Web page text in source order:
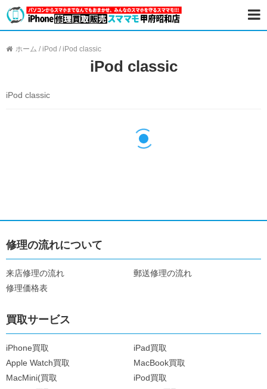
ホーム / iPod / iPod classic
iPod classic
iPod classic
修理の流れについて
来店修理の流れ
郵送修理の流れ
修理価格表
買取サービス
iPhone買取
iPad買取
Apple Watch買取
MacBook買取
MacMini(買取
iPod買取